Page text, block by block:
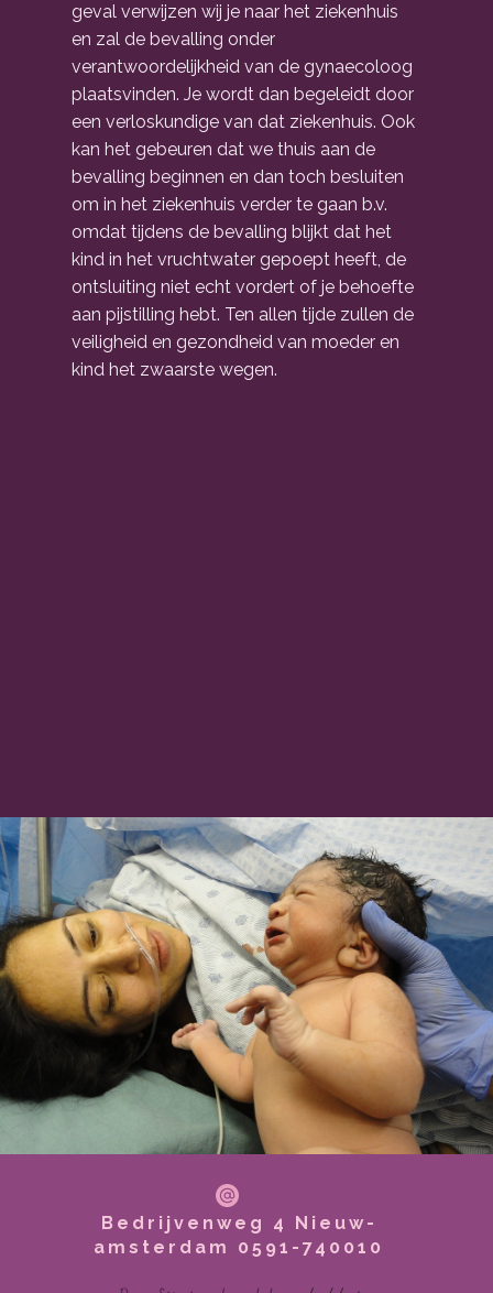
geval verwijzen wij je naar het ziekenhuis
en zal de bevalling onder
verantwoordelijkheid van de gynaecoloog
plaatsvinden. Je wordt dan begeleidt door
een verloskundige van dat ziekenhuis. Ook
kan het gebeuren dat we thuis aan de
bevalling beginnen en dan toch besluiten
om in het ziekenhuis verder te gaan b.v.
omdat tijdens de bevalling blijkt dat het
kind in het vruchtwater gepoept heeft, de
ontsluiting niet echt vordert of je behoefte
aan pijstilling hebt. Ten allen tijde zullen de
veiligheid en gezondheid van moeder en
kind het zwaarste wegen.
Bedrijvenweg 4 Nieuw-
amsterdam 0591-740010